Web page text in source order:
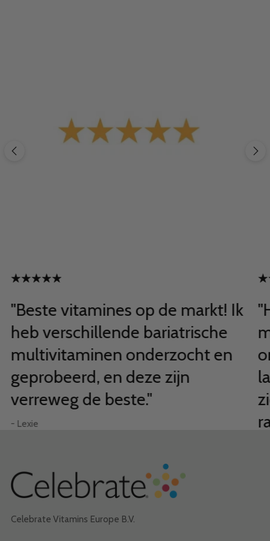
"Beste vitamines op de markt! Ik
heb verschillende bariatrische
multivitaminen onderzocht en
geprobeerd, en deze zijn
verreweg de beste."
- Lexie
Celebrate Vitamins Europe B.V.